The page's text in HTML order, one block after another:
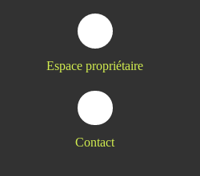
Espace propriétaire
Contact